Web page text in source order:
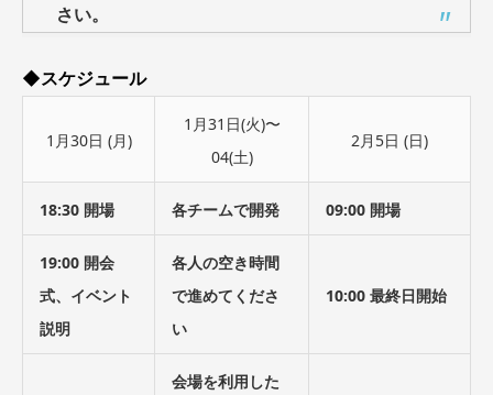
さい。
◆スケジュール
1月30日 (月)
1月31日(火)〜
04(土)
2月5日 (日)
18:30 開場 各チームで開発 09:00 開場
19:00 開会
式、イベント
説明
各人の空き時間
で進めてくださ
い
10:00 最終日開始
会場を利用した